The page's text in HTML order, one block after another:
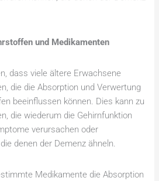
und Medikamenten
dass viele ältere Erwachsene
die die Absorption und Verwertung
beeinflussen können. Dies kann zu
die wiederum die Gehirnfunktion
verursachen oder
denen der Demenz ähneln.
Medikamente die Absorption